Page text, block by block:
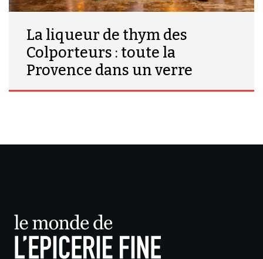
La liqueur de thym des
Colporteurs : toute la
Provence dans un verre